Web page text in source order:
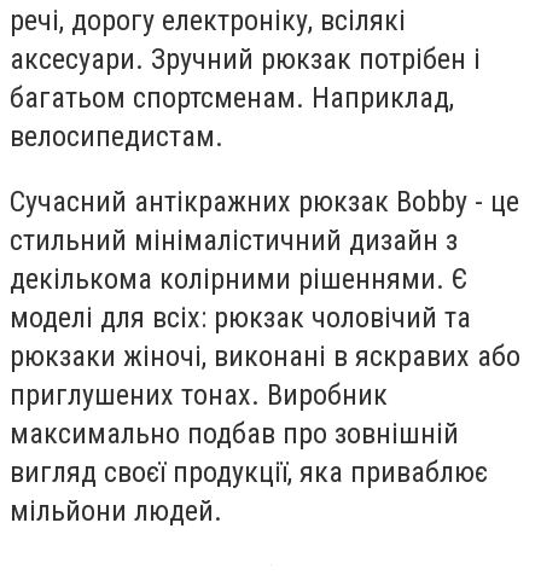
речі, дорогу електроніку, всілякі
аксесуари. Зручний рюкзак потрібен і
багатьом спортсменам. Наприклад,
велосипедистам.
Сучасний антікражних рюкзак Bobby - це
стильний мінімалістичний дизайн з
декількома колірними рішеннями. Є
моделі для всіх: рюкзак чоловічий та
рюкзаки жіночі, виконані в яскравих або
приглушених тонах. Виробник
максимально подбав про зовнішній
вигляд своєї продукції, яка приваблює
мільйони людей.